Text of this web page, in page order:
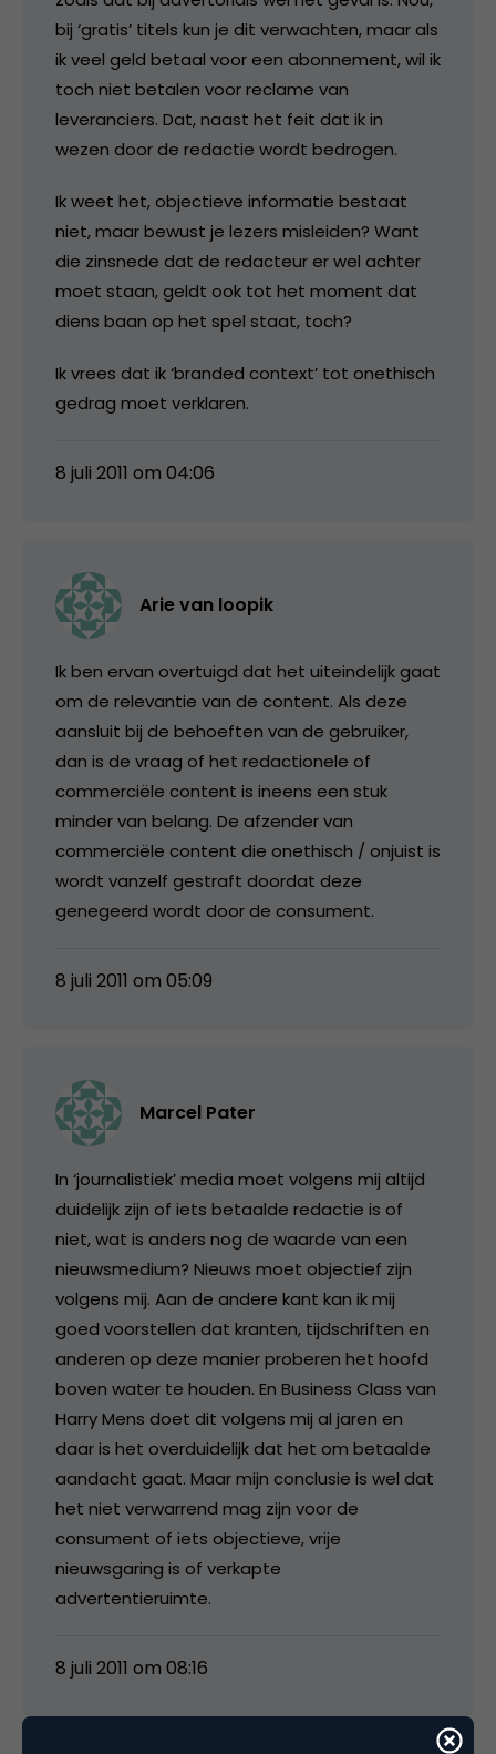
bij ‘gratis’ titels kun je dit verwachten, maar als
ik veel geld betaal voor een abonnement, wil ik
toch niet betalen voor reclame van
leveranciers. Dat, naast het feit dat ik in
wezen door de redactie wordt bedrogen.
Ik weet het, objectieve informatie bestaat
niet, maar bewust je lezers misleiden? Want
die zinsnede dat de redacteur er wel achter
moet staan, geldt ook tot het moment dat
diens baan op het spel staat, toch?
Ik vrees dat ik ‘branded context’ tot onethisch
gedrag moet verklaren.
8 juli 2011 om 04:06
Arie van loopik
Ik ben ervan overtuigd dat het uiteindelijk gaat
om de relevantie van de content. Als deze
aansluit bij de behoeften van de gebruiker,
dan is de vraag of het redactionele of
commerciële content is ineens een stuk
minder van belang. De afzender van
commerciële content die onethisch / onjuist is
wordt vanzelf gestraft doordat deze
genegeerd wordt door de consument.
8 juli 2011 om 05:09
Marcel Pater
In ‘journalistiek’ media moet volgens mij altijd
duidelijk zijn of iets betaalde redactie is of
niet, wat is anders nog de waarde van een
nieuwsmedium? Nieuws moet objectief zijn
volgens mij. Aan de andere kant kan ik mij
goed voorstellen dat kranten, tijdschriften en
anderen op deze manier proberen het hoofd
boven water te houden. En Business Class van
Harry Mens doet dit volgens mij al jaren en
daar is het overduidelijk dat het om betaalde
aandacht gaat. Maar mijn conclusie is wel dat
het niet verwarrend mag zijn voor de
consument of iets objectieve, vrije
nieuwsgaring is of verkapte
advertentieruimte.
8 juli 2011 om 08:16